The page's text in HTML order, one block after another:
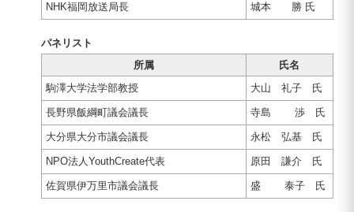
NHK福岡放送局長
城本 勝 氏
パネリスト
所属
氏名
駒澤大学法学部教授
大山 礼子 氏
長野県飯綱町議会議長 寺島 渉 氏
大分県大分市議会議長 永松 弘基 氏
NPO法人YouthCreate代表 原田 謙介 氏
佐賀県伊万里市議会議長 盛 泰子 氏